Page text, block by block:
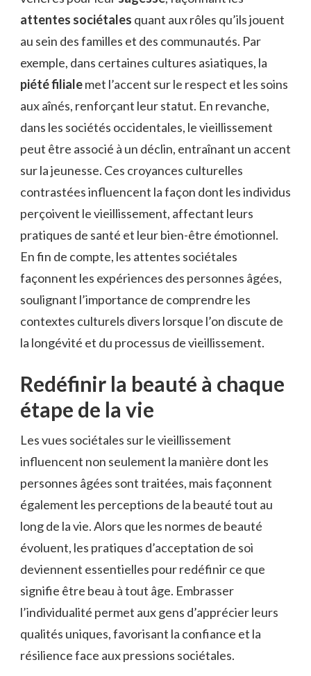
attentes sociétales quant aux rôles qu’ils jouent
au sein des familles et des communautés. Par
exemple, dans certaines cultures asiatiques, la
piété filialemet l’accent sur le respect et les soins
aux aînés, renforçant leur statut. En revanche,
dans les sociétés occidentales, le vieillissement
peut être associé à un déclin, entraînant un accent
sur la jeunesse. Ces croyances culturelles
contrastées influencent la façon dont les individus
perçoivent le vieillissement, affectant leurs
pratiques de santé et leur bien-être émotionnel.
En fin de compte, les attentes sociétales
façonnent les expériences des personnes âgées,
soulignant l’importance de comprendre les
contextes culturels divers lorsque l’on discute de
la longévité et du processus de vieillissement.
Redéfinir la beauté à chaque
étape de la vie
Les vues sociétales sur le vieillissement
influencent non seulement la manière dont les
personnes âgées sont traitées, mais façonnent
également les perceptions de la beauté tout au
long de la vie. Alors que les normes de beauté
évoluent, les pratiques d’acceptation de soi
deviennent essentielles pour redéfinir ce que
signifie être beau à tout âge. Embrasser
l’individualité permet aux gens d’apprécier leurs
qualités uniques, favorisant la confiance et la
résilience face aux pressions sociétales.